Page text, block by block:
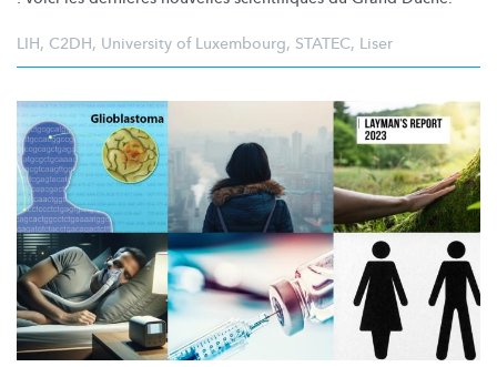
LIH, C2DH, University of Luxembourg, STATEC, Liser